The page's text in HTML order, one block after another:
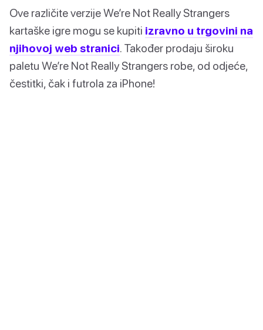
Ove različite verzije We’re Not Really Strangers
kartaške igre mogu se kupiti izravno u trgovini na
njihovoj web stranici. Također prodaju široku
paletu We’re Not Really Strangers robe, od odjeće,
čestitki, čak i futrola za iPhone!